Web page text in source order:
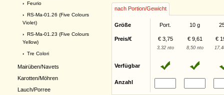
› Feurio
› RS-Ma-01.26 (Five Colours
Violet)
› RS-Ma-01.23 (Five Colours
Yellow)
› Tre Colori
Mairüben/Navets
Karotten/Möhren
Lauch/Porree
nach Portion/Gewicht
Größe Port. 10 g
Preis/€ € 3,75 € 9,61 €
3,32 nto 8,50 nto
Verfügbar
Anzahl